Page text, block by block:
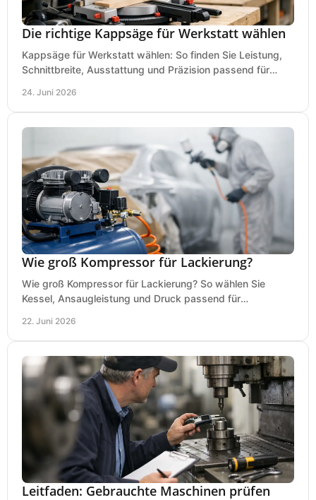
Die richtige Kappsäge für Werkstatt wählen
Kappsäge für Werkstatt wählen: So finden Sie Leistung,
Schnittbreite, Ausstattung und Präzision passend für
24. Juni 2026
Wie groß Kompressor für Lackierung?
Wie groß Kompressor für Lackierung? So wählen Sie
Kessel, Ansaugleistung und Druck passend für
22. Juni 2026
Leitfaden: Gebrauchte Maschinen prüfen